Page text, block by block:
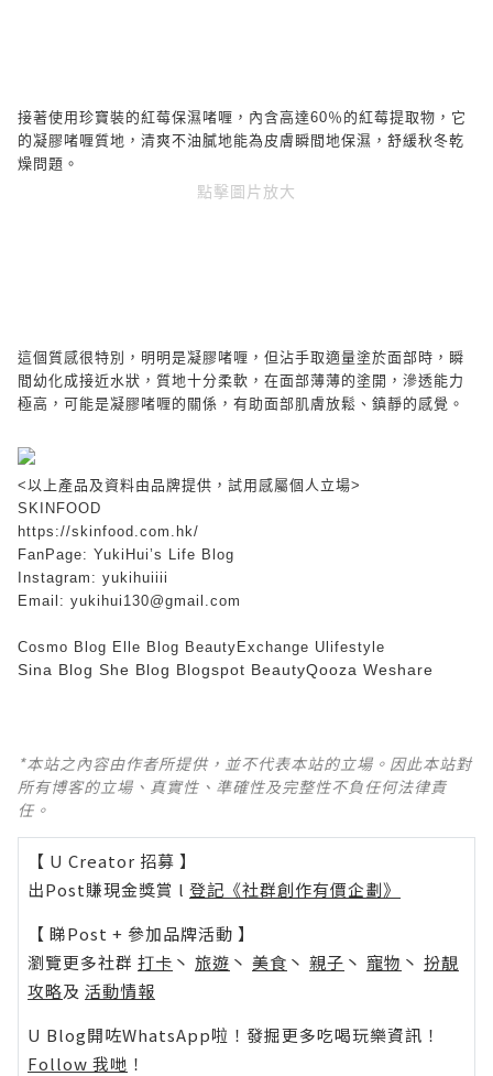
接著使用珍寶裝的紅莓保濕啫喱，內含高達60％的紅莓提取物，它
的凝膠啫喱質地，清爽不油膩地能為皮膚瞬間地保濕，舒緩秋冬乾
燥問題。
點擊圖片放大
這個質感很特別，明明是凝膠啫喱，但沾手取適量塗於面部時，瞬
間幼化成接近水狀，質地十分柔軟，在面部薄薄的塗開，滲透能力
極高，可能是凝膠啫喱的關係，有助面部肌膚放鬆、鎮靜的感覺。
<以上產品及資料由品牌提供，試用感屬個人立場>
SKINFOOD
https://skinfood.com.hk/
FanPage: YukiHui’s Life Blog
Instagram: yukihuiiii
Email: yukihui130@gmail.com
Cosmo Blog Elle Blog BeautyExchange Ulifestyle
Sina Blog She Blog Blogspot BeautyQooza Weshare
*本站之內容由作者所提供，並不代表本站的立場。因此本站對
所有博客的立場、真實性、準確性及完整性不負任何法律責
任。
【 U Creator 招募 】
出Post賺現金獎賞 l 登記《社群創作有價企劃》
【 睇Post + 參加品牌活動 】
瀏覽更多社群 打卡 丶 旅遊 丶 美食 丶 親子 丶 寵物 丶 扮靚
攻略及 活動情報
U Blog開咗WhatsApp啦！發掘更多吃喝玩樂資訊！
Follow 我哋 ！